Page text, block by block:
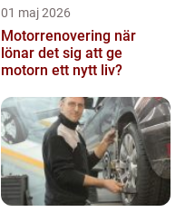
01 maj 2026
Motorrenovering när
lönar det sig att ge
motorn ett nytt liv?